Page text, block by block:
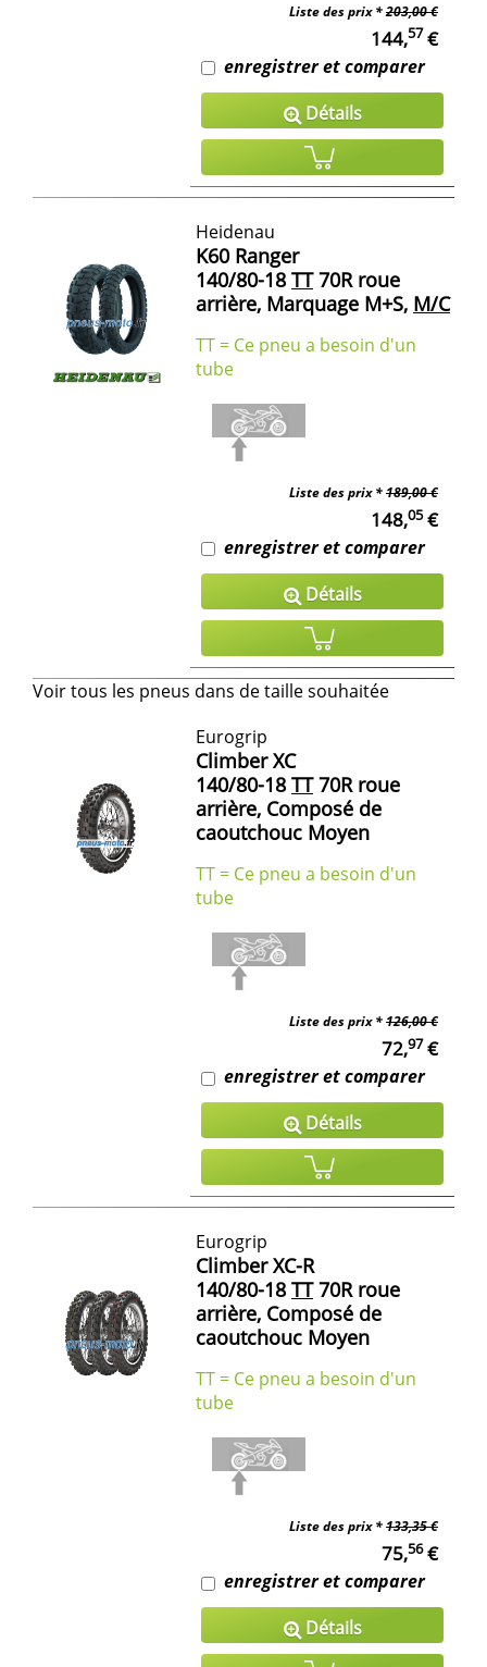
Liste des prix *203,00 €
144,57 €
enregistrer et comparer
Détails
Heidenau
K60 Ranger
140/80-18 TT70R roue
arrière, Marquage M+S, M/C
TT = Ce pneu a besoin d'un
tube
Liste des prix *189,00 €
148,05€
enregistrer et comparer
Détails
Voir tous les pneus dans de taille souhaitée
Eurogrip
Climber XC
140/80-18 TT70R roue
arrière, Composé de
caoutchouc Moyen
TT = Ce pneu a besoin d'un
tube
Liste des prix *126,00 €
72,97€
enregistrer et comparer
Détails
Eurogrip
Climber XC-R
140/80-18 TT70R roue
arrière, Composé de
caoutchouc Moyen
TT = Ce pneu a besoin d'un
tube
Liste des prix *133,35 €
75,56€
enregistrer et comparer
Détails